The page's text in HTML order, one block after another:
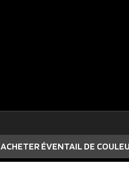
ACHETER ÉVENTAIL DE